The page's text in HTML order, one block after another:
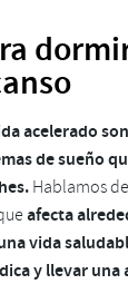
acelerado
de sueño
Hablamos
afecta
vida
y llevar una